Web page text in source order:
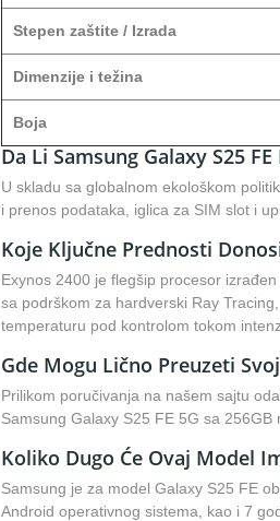
Stepen zaštite / Izrada
Dimenzije i težina
Boja
Da Li Samsung Galaxy S25
U skladu sa globalnom ekološkom
i prenos podataka, iglica za SIM slot i
Koje Ključne Prednosti
Exynos 2400 je flegšip procesor
sa podrškom za hardverski Ray
temperaturu pod kontrolom tokom
Gde Mogu Lično Preuzeti
Prilikom poručivanja na našem sajtu
Samsung Galaxy S25 FE 5G sa
Koliko Dugo Će Ovaj Model
Samsung je za model Galaxy S25 FE
Android operativnog sistema, kao i 7